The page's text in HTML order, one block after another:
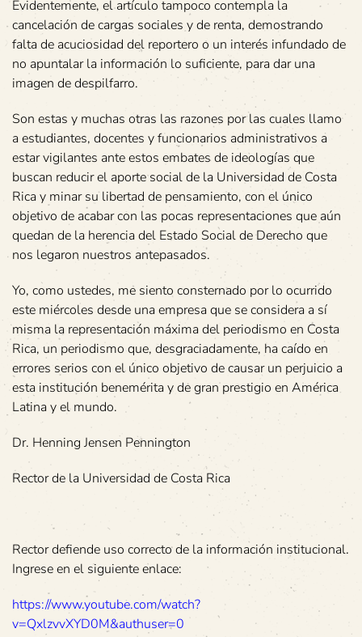
Evidentemente, el artículo tampoco contempla la
cancelación de cargas sociales y de renta, demostrando
falta de acuciosidad del reportero o un interés infundado de
no apuntalar la información lo suficiente, para dar una
imagen de despilfarro.
Son estas y muchas otras las razones por las cuales llamo
a estudiantes, docentes y funcionarios administrativos a
estar vigilantes ante estos embates de ideologías que
buscan reducir el aporte social de la Universidad de Costa
Rica y minar su libertad de pensamiento, con el único
objetivo de acabar con las pocas representaciones que aún
quedan de la herencia del Estado Social de Derecho que
nos legaron nuestros antepasados.
Yo, como ustedes, me siento consternado por lo ocurrido
este miércoles desde una empresa que se considera a sí
misma la representación máxima del periodismo en Costa
Rica, un periodismo que, desgraciadamente, ha caído en
errores serios con el único objetivo de causar un perjuicio a
esta institución benemérita y de gran prestigio en América
Latina y el mundo.
Dr. Henning Jensen Pennington
Rector de la Universidad de Costa Rica
Rector defiende uso correcto de la información institucional.
Ingrese en el siguiente enlace:
https://www.youtube.com/watch?
v=QxlzvvXYD0M&authuser=0